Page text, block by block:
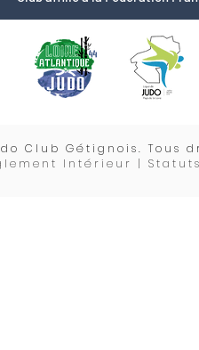
Club Gétignois. Tous
Intérieur |